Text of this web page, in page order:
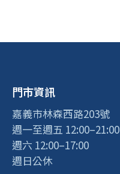
門市資訊
嘉義市林森西路203號
週一至週五 12:00–21:00
週六 12:00–17:00
週日公休